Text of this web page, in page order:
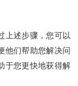
上述步骤，您可以
他们帮助您解决问
于您更快地获得解